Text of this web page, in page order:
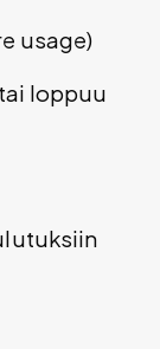
usage)
loppuu